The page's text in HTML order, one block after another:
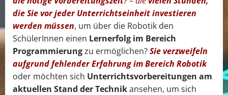
die Sie vor jeder Unterrichtseinheit investieren
werden müssen, um über die Robotik den
SchülerInnen einen Lernerfolg im Bereich
Programmierungzu ermöglichen?Sie verzweifeln
aufgrund fehlender Erfahrung im Bereich Robotik
oder möchten sich Unterrichtsvorbereitungen am
aktuellen Stand der Technikansehen, um sich